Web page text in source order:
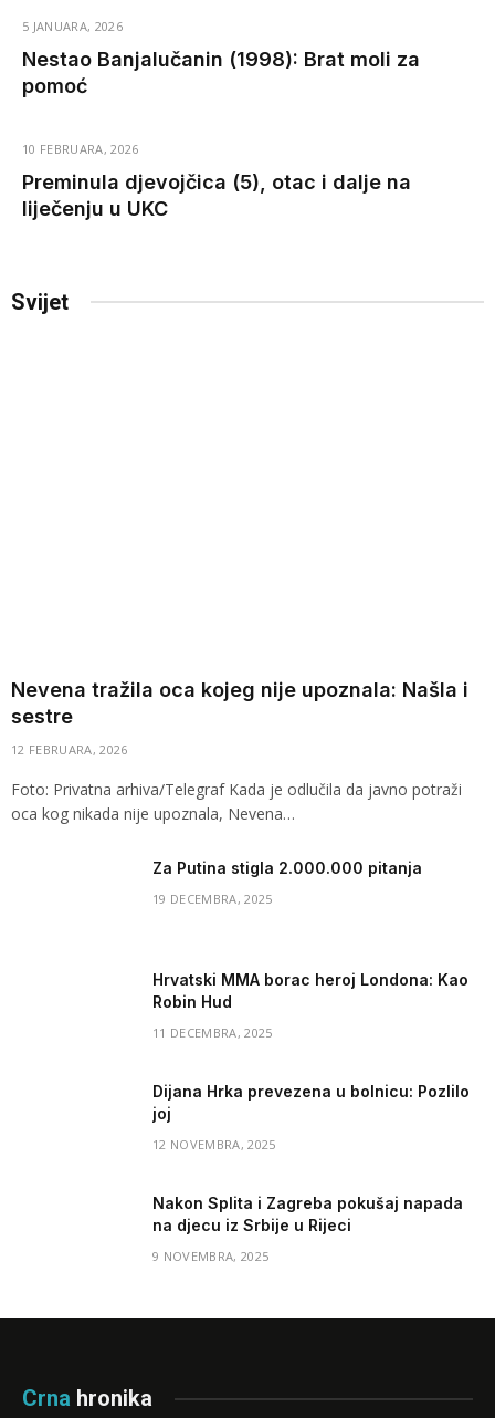
5 JANUARA, 2026
Nestao Banjalučanin (1998): Brat moli za
pomoć
10 FEBRUARA, 2026
Preminula djevojčica (5), otac i dalje na
liječenju u UKC
Svijet
Nevena tražila oca kojeg nije upoznala: Našla i
sestre
12 FEBRUARA, 2026
Foto: Privatna arhiva/Telegraf Kada je odlučila da javno potraži
oca kog nikada nije upoznala, Nevena…
Za Putina stigla 2.000.000 pitanja
19 DECEMBRA, 2025
Hrvatski MMA borac heroj Londona: Kao
Robin Hud
11 DECEMBRA, 2025
Dijana Hrka prevezena u bolnicu: Pozlilo
joj
12 NOVEMBRA, 2025
Nakon Splita i Zagreba pokušaj napada
na djecu iz Srbije u Rijeci
9 NOVEMBRA, 2025
Crna hronika